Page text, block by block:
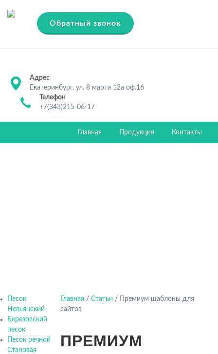
Обратный звонок
Адрес
Екатеринбург, ул. 8 марта 12а оф.16
Телефон
+7(343)215-06-17
Главная Продукция Контакты
Песок
Невьянский
Березовский
песок
Песок речной
Становая
Главная / Статьи /
Премиум шаблоны для
сайтов
ПРЕМИУМ